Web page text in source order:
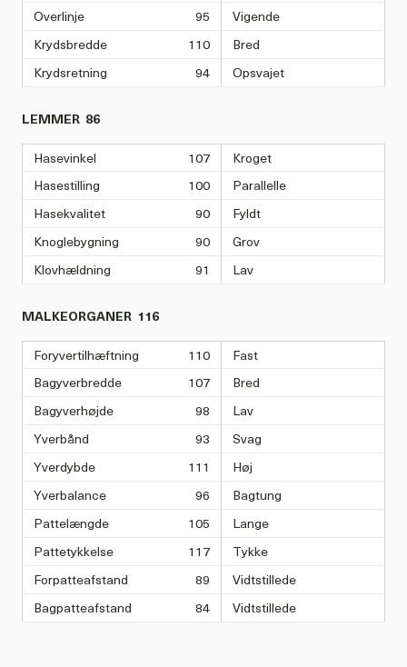
Overlinje 95
Vigende
Krydsbredde
110
Bred
Krydsretning
94 Opsvajet
LEMMER 86
Hasevinkel 107
Kroget
Hasestilling
100
Parallelle
Hasekvalitet
90
Fyldt
Knoglebygning
90
Grov
Klovhældning
91 Lav
MALKEORGANER 116
Foryvertilhæftning 110
Fast
Bagyverbredde
107
Bred
Bagyverhøjde
98
Lav
Yverbånd
93
Svag
Yverdybde
111
Høj
Yverbalance
96
Bagtung
Pattelængde
105
Lange
Pattetykkelse
117
Tykke
Forpatteafstand
89
Vidtstillede
Bagpatteafstand
84 Vidtstillede